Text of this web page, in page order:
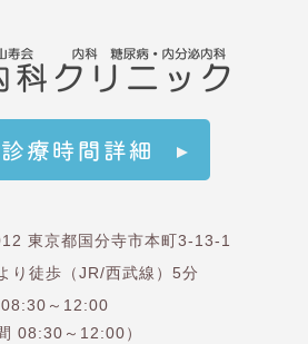
東京都国分寺市本町3-13-1
り徒歩（JR/西武線）5分
～12:00
08:30～12:00）